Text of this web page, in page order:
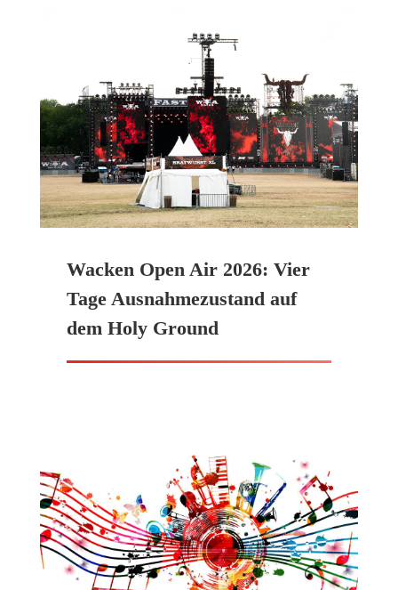
Wacken Open Air 2026: Vier
Tage Ausnahmezustand auf
dem Holy Ground